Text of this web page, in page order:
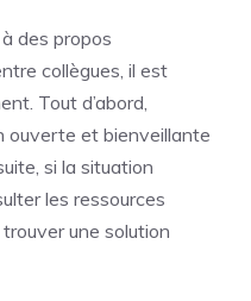
des propos
collègues, il est
Tout d’abord,
ouverte et bienveillante
si la situation
les ressources
une solution